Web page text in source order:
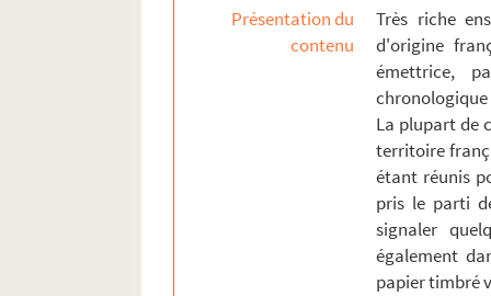
4-MS-FS-33-132. Vicomté de Turenne
Ancien Régime. [2e collection]. Papier
Ancien Régime. [3e collection : timbres
Révolution et 19e siècle. Effets de
8-MS-FS-33-45. "Papier timbré. Nouveau
4-MS-FS-33-133. Colonies françaises
Présentation du
contenu
Très riche
d'origine
émettrice,
La plupart de
territoire
étant réunis
pris le parti
signaler
également
papier timbré